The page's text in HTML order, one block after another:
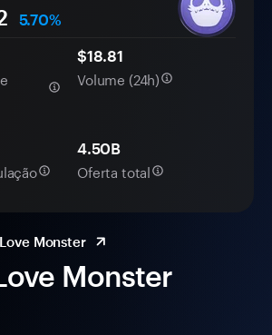
Monster
5.70%
$18.81
Volume (24h)
4.50B
Oferta total
Monster